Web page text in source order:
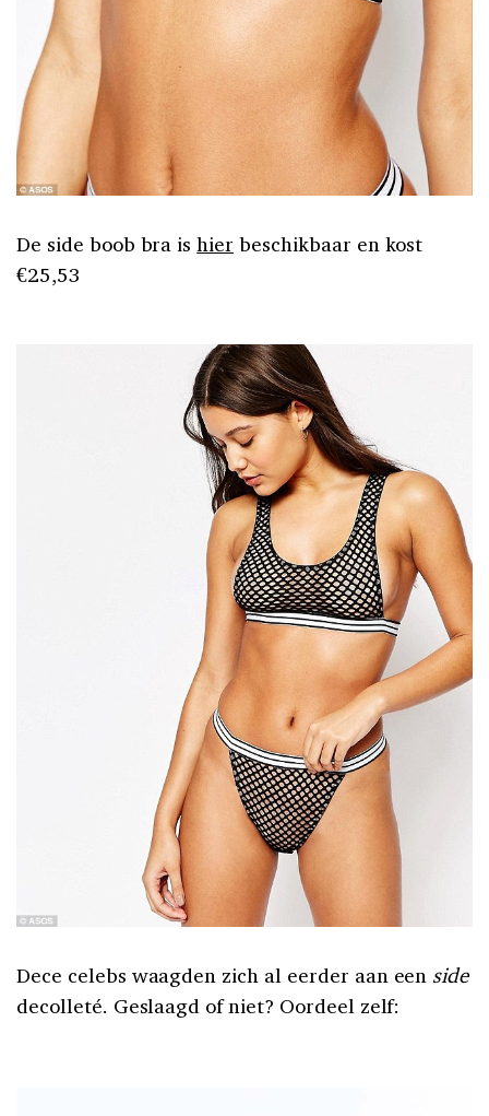
De side boob bra ishier beschikbaar en kost
€25,53
Dece celebs waagden zich al eerder aan een side
decolleté. Geslaagd of niet? Oordeel zelf: